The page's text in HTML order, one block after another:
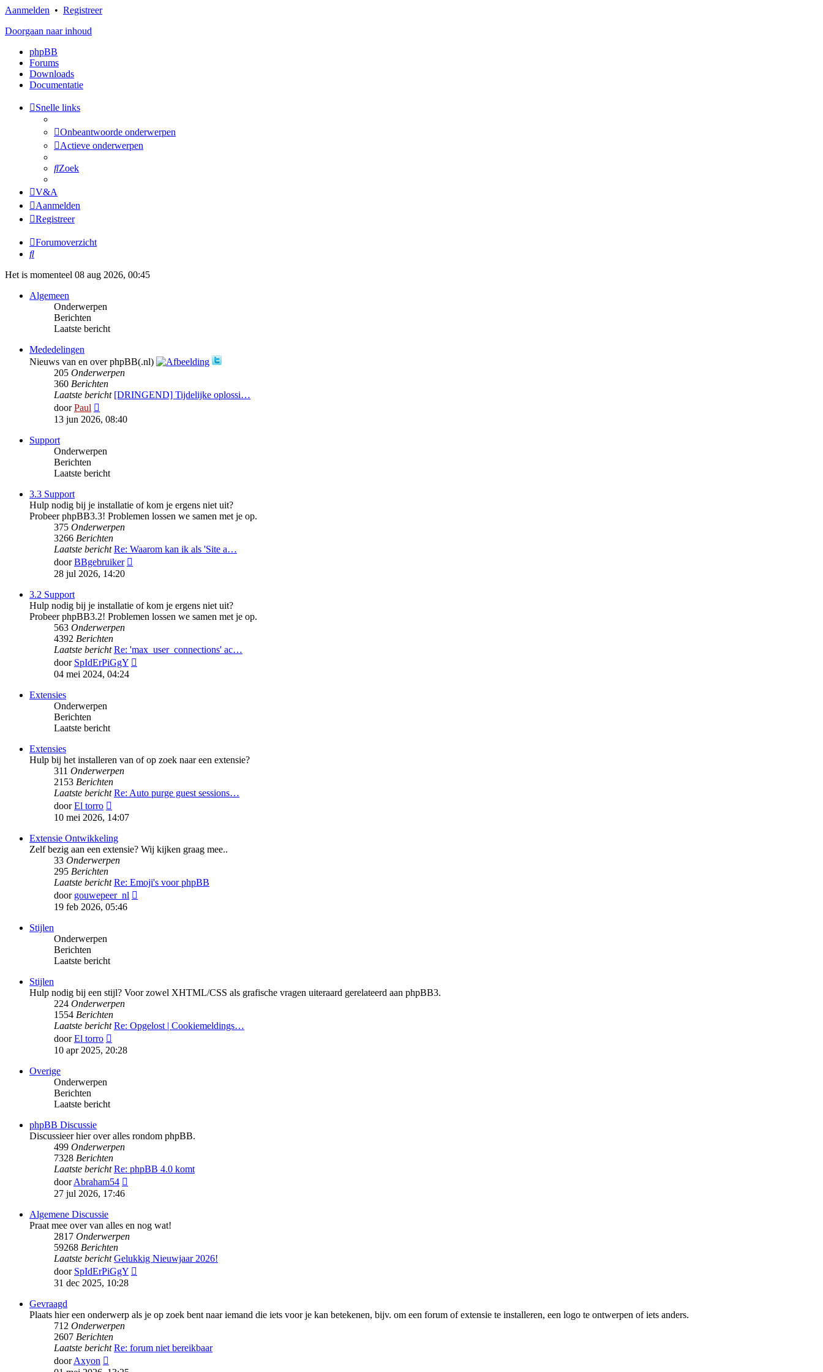
Aanmelden • Registreer
Doorgaan naar inhoud
phpBB
Forums
Downloads
Documentatie
Snelle links
Onbeantwoorde onderwerpen
Actieve onderwerpen
Zoek
V&A
Aanmelden
Registreer
Forumoverzicht
Zoek
Het is momenteel 08 aug 2026, 00:45
Algemeen
Onderwerpen
Berichten
Laatste bericht
Mededelingen
Nieuws van en over phpBB(.nl)
205 Onderwerpen
360 Berichten
Laatste bericht [DRINGEND] Tijdelijke oplossi…
doorPaul
laatste
bericht
13 jun 2026, 08:40
Support
Onderwerpen
Berichten
Laatste bericht
3.3 Support
Hulp nodig bij je installatie of kom je ergens niet uit?
Probeer phpBB3.3! Problemen lossen we samen met je op.
375 Onderwerpen
3266 Berichten
Laatste bericht Re: Waarom kan ik als 'Site a…
doorBBgebruiker
28 jul 2026, 14:20
3.2 Support
Hulp nodig bij je installatie of kom je ergens niet uit?
Probeer phpBB3.2! Problemen lossen we samen met je op.
563 Onderwerpen
4392 Berichten
Laatste bericht Re: 'max_user_connections' ac…
door SpIdErPiGgY
04 mei 2024, 04:24
Extensies
Onderwerpen
Berichten
Laatste bericht
Extensies
Hulp bij het installeren van of op zoek naar een extensie?
311 Onderwerpen
2153 Berichten
Laatste bericht Re: Auto purge guest sessions…
doorEl torro
laatste
10 mei 2026, 14:07
Extensie Ontwikkeling
Zelf bezig aan een extensie? Wij kijken graag mee..
33 Onderwerpen
295 Berichten
Laatste bericht Re: Emoji's voor phpBB
door gouwepeer_nl
19 feb 2026, 05:46
Stijlen
Onderwerpen
Berichten
Laatste bericht
Stijlen
Hulp nodig bij een stijl? Voor zowel XHTML/CSS als grafische vragen uiteraard gerelateerd aan phpBB3.
224 Onderwerpen
1554 Berichten
Laatste bericht Re: Opgelost | Cookiemeldings…
doorEl torro
laatste
10 apr 2025, 20:28
Overige
Onderwerpen
Berichten
Laatste bericht
phpBB Discussie
Discussieer hier over alles rondom phpBB.
499 Onderwerpen
7328 Berichten
Laatste bericht Re: phpBB 4.0 komt
doorAbraham54
27 jul 2026, 17:46
Algemene Discussie
Praat mee over van alles en nog wat!
2817 Onderwerpen
59268 Berichten
Laatste bericht Gelukkig Nieuwjaar 2026!
door SpIdErPiGgY
31 dec 2025, 10:28
Gevraagd
Plaats hier een onderwerp als je op zoek bent naar iemand die iets voor je kan betekenen, bijv. om een forum of extensie te installeren, een logo te ontwerpen of iets anders.
712 Onderwerpen
2607 Berichten
Laatste bericht Re: forum niet bereikbaar
doorAxyon
laatste